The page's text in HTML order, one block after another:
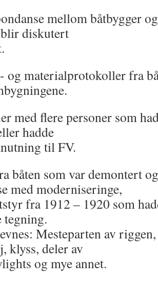
mellom båtbygger
diskutert
og materialprotokoller fra
med flere personer som
hadde
til FV.
båten som var demontert
med moderniseringe,
fra 1912 – 1920 som
tegning.
Mesteparten av
klyss, deler av
og mye annet.